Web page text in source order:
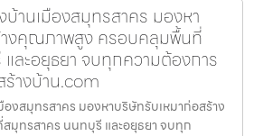
านเมืองสมุทรสาคร มองหา
งคุณภาพสูง ครอบคลุมพื้นที่
ละอยุธยา จบทุกความต้องการ
ร้างบ้าน.com
งสมุทรสาคร มองหาบริษัทรับเหมาก่อสร้าง
ทรสาคร นนทบุรี และอยุธยา จบทุก